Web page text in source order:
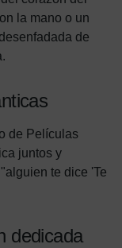
la mano o un
de
de Películas
juntos y
te dice 'Te
dedicada